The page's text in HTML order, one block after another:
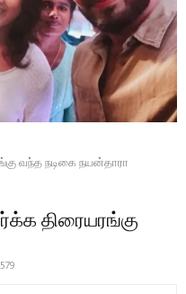
வந்த நடிகை நயன்தாரா
திரையரங்கு
579